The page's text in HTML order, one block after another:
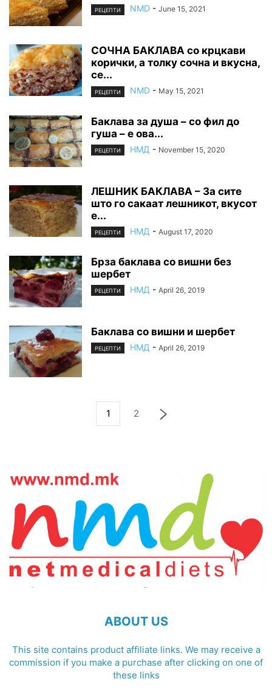
РЕЦЕПТИ NMD - June 15, 2021
СОЧНА БАКЛАВА со крцкави
корички, а толку сочна и вкусна,
се...
РЕЦЕПТИ NMD - May 15, 2021
Баклава за душа – со фил до
гуша – е ова...
РЕЦЕПТИ НМД - November 15, 2020
ЛЕШНИК БАКЛАВА – За сите
што го сакаат лешникот, вкусот
е...
РЕЦЕПТИ НМД - August 17, 2020
Брза баклава со вишни без
шербет
РЕЦЕПТИ НМД - April 26, 2019
Баклава со вишни и шербет
РЕЦЕПТИ НМД - April 26, 2019
1 2
ABOUT US
This site contains product affiliate links. We may receive a
commission if you make a purchase after clicking on one of
these links